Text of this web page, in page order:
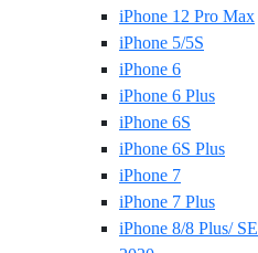
iPhone 12 Pro Max
iPhone 5/5S
iPhone 6
iPhone 6 Plus
iPhone 6S
iPhone 6S Plus
iPhone 7
iPhone 7 Plus
iPhone 8/8 Plus/ SE